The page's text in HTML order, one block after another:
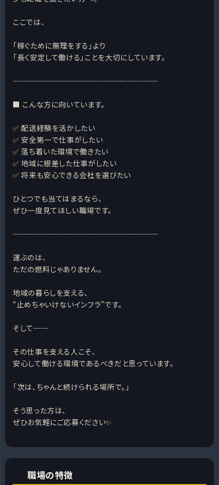
ここでは、
「稼ぐために無理をする」より
「長く安定して働ける」ことを大切にしています。
───────────────────
■ こんな方に向いています。
✅ 配送経験を活かしたい
✅ 安全第一で仕事がしたい
✅ 落ち着いた環境で働きたい
✅ 地域に根差した仕事がしたい
✅ 将来も安心できる会社を選びたい
ひとつでも当てはまるなら、
ぜひ一度見てほしい職場です。
───────────────────
運ぶのは、
ただの燃料じゃありません。
地域の暮らしを支える、
“止めちゃいけないインフラ”です。
そして──
その仕事を支える人こそ、
安心して働ける環境であるべきだと思っています。
「次は、ちゃんと続けられる場所で。」
そう思った方は、
ぜひお気軽にご応募ください✨
職場の特徴